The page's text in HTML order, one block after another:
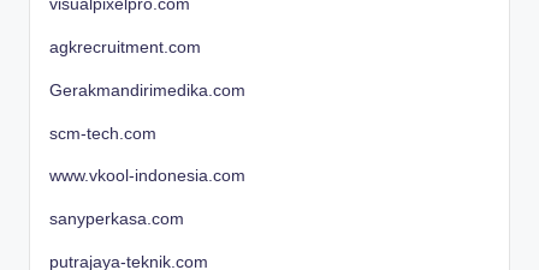
visualpixelpro.com
agkrecruitment.com
Gerakmandirimedika.com
scm-tech.com
www.vkool-indonesia.com
sanyperkasa.com
putrajaya-teknik.com